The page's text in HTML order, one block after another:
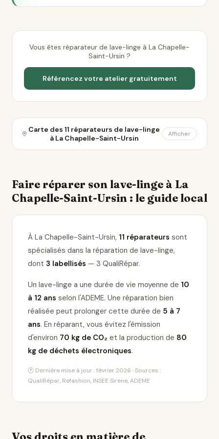
Vous êtes réparateur de lave-linge à La Chapelle-
Saint-Ursin ?
Référencez votre atelier gratuitement
Carte des 11 réparateurs de lave-linge
à La Chapelle-Saint-Ursin
Afficher
Faire réparer son lave-linge à La
Chapelle-Saint-Ursin : le guide local
À La Chapelle-Saint-Ursin, 11 réparateurs sont
spécialisés dans la réparation de lave-linge,
dont 3 labellisés — 3 QualiRépar.
Un lave-linge a une durée de vie moyenne de 10
à 12 ans selon l'ADEME. Une réparation bien
réalisée peut prolonger cette durée de 5 à 7
ans. En réparant, vous évitez l'émission
d'environ 70 kg de CO₂ et la production de 80
kg de déchets électroniques.
🕐 Dernière mise à jour : février 2026 · Sources :
QualiRépar, Refashion, INSEE Sirene, ADEME